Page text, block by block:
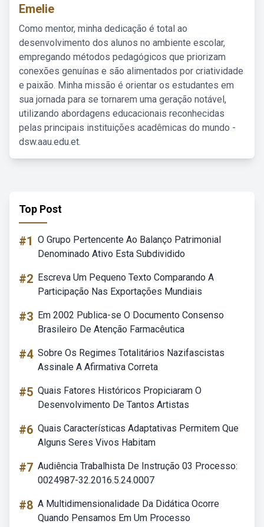
Emelie
Como mentor, minha dedicação é total ao
desenvolvimento dos alunos no ambiente escolar,
empregando métodos pedagógicos que priorizam
conexões genuínas e são alimentados por criatividade
e paixão. Minha missão é orientar os estudantes em
sua jornada para se tornarem uma geração notável,
utilizando abordagens educacionais reconhecidas
pelas principais instituições acadêmicas do mundo -
dsw.aau.edu.et.
Top Post
#1 O Grupo Pertencente Ao Balanço Patrimonial
Denominado Ativo Esta Subdividido
#2 Escreva Um Pequeno Texto Comparando A
Participação Nas Exportações Mundiais
#3 Em 2002 Publica-se O Documento Consenso
Brasileiro De Atenção Farmacêutica
#4 Sobre Os Regimes Totalitários Nazifascistas
Assinale A Afirmativa Correta
#5 Quais Fatores Históricos Propiciaram O
Desenvolvimento De Tantos Artistas
#6 Quais Características Adaptativas Permitem Que
Alguns Seres Vivos Habitam
#7 Audiência Trabalhista De Instrução 03 Processo:
0024987-32.2016.5.24.0007
#8 A Multidimensionalidade Da Didática Ocorre
Quando Pensamos Em Um Processo